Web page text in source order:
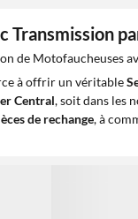
Transmission
de Motofaucheuses
à offrir un véritable
Central, soit dans les
de rechange, à